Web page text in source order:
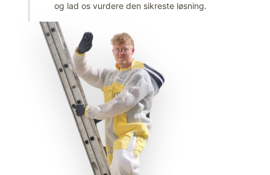
og lad os vurdere den sikreste løsning.